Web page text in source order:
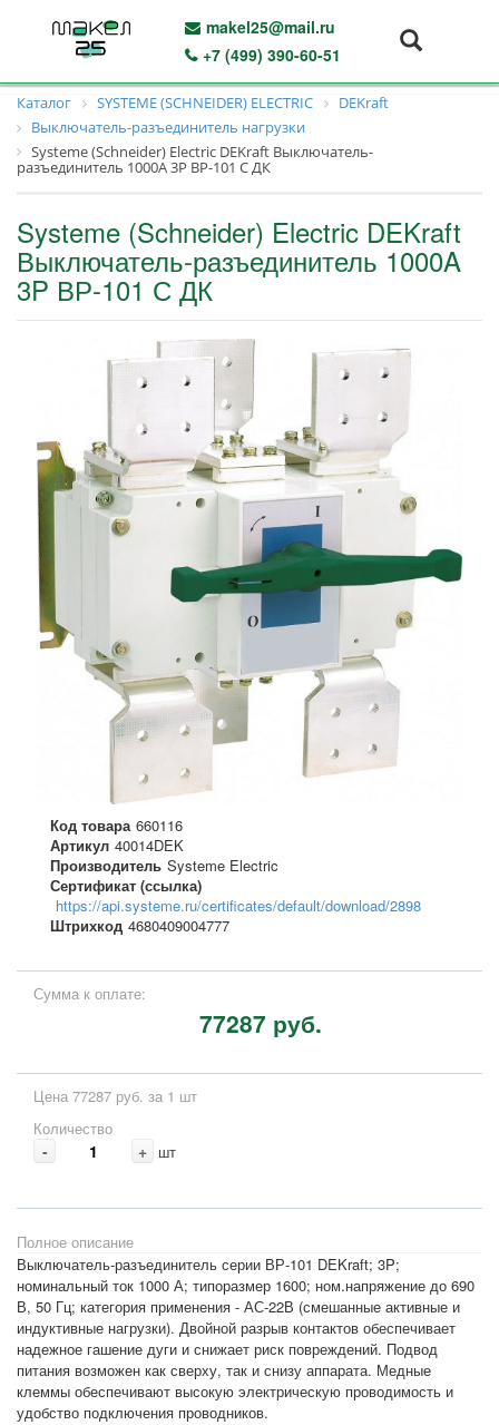
makel25@mail.ru
+7 (499) 390-60-51
Каталог SYSTEME (SCHNEIDER) ELECTRIC
DEKraft
Выключатель-разъединитель нагрузки
Systeme (Schneider) Electric DEKraft Выключатель-
разъединитель 1000A 3P ВР-101 С ДК
Systeme (Schneider) Electric DEKraft
Выключатель-разъединитель 1000A
3P ВР-101 С ДК
Код товара 660116
Артикул 40014DEK
Производитель Systeme Electric
Сертификат (ссылка)
https://api.systeme.ru/certificates/default/download/2898
Штрихкод 4680409004777
Сумма к оплате:
77287 руб.
Цена 77287 руб. за 1 шт
Количество
- + шт
Полное описание
Выключатель-разъединитель серии ВР-101 DEKraft; 3P;
номинальный ток 1000 А; типоразмер 1600; ном.напряжение до 690
В, 50 Гц; категория применения - АС-22В (смешанные активные и
индуктивные нагрузки). Двойной разрыв контактов обеспечивает
надежное гашение дуги и снижает риск повреждений. Подвод
питания возможен как сверху, так и снизу аппарата. Медные
клеммы обеспечивают высокую электрическую проводимость и
удобство подключения проводников.